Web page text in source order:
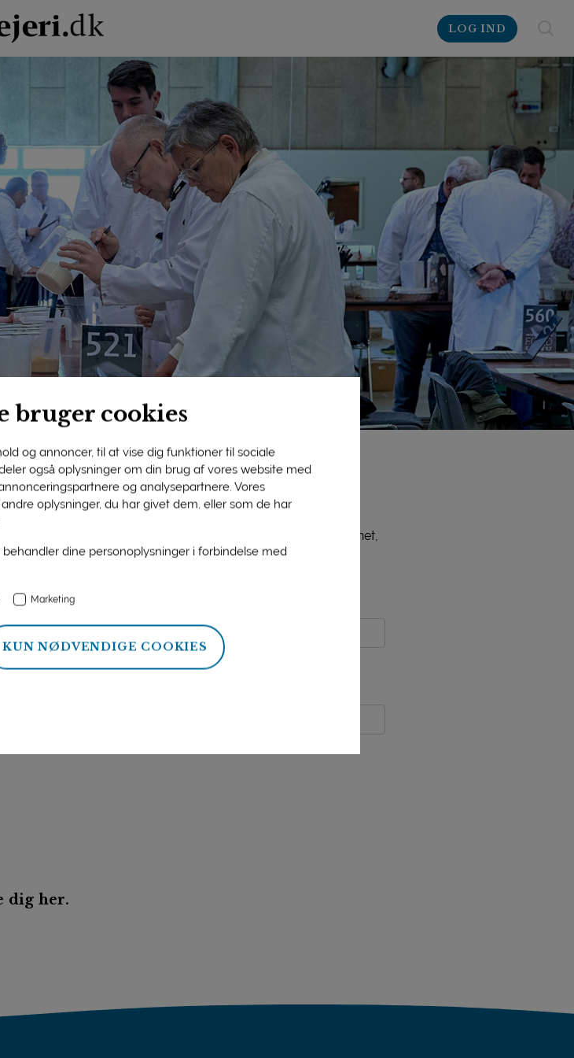
bruger cookies
og annoncer, til at vise dig funktioner til sociale
også oplysninger om din brug af vores website med
og analysepartnere. Vores
oplysninger, du har givet dem, eller som de har
dine personoplysninger i forbindelse med
Marketing
KUN NØDVENDIGE COOKIES
LOG IND
som Mejeriforeningen tilbyder sine medlemmer, bl.a. PLInet,
dig her.